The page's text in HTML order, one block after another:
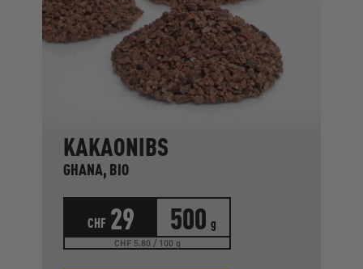
KAKAONIBS
GHANA, BIO
CHF 29 500 g
CHF 5.80 / 100 g